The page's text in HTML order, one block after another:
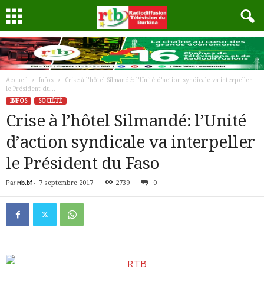
Accueil Infos
Crise à l’hôtel Silmandé: l’Unité d’action syndicale va interpeller
le Président du...
INFOS
SOCIÉTÉ
Crise à l’hôtel Silmandé: l’Unité
d’action syndicale va interpeller
le Président du Faso
Par rtb.bf- 7 septembre 2017 2739 0